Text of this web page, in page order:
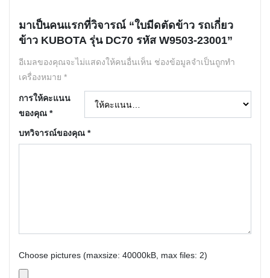
มาเป็นคนแรกที่วิจารณ์ “ใบมีดตัดข้าว รถเกี่ยว
ข้าว KUBOTA รุ่น DC70 รหัส W9503-23001”
อีเมลของคุณจะไม่แสดงให้คนอื่นเห็น ช่องข้อมูลจำเป็นถูกทำ
เครื่องหมาย *
การให้คะแนน
ของคุณ *
บทวิจารณ์ของคุณ *
Choose pictures (maxsize: 40000kB, max files: 2)